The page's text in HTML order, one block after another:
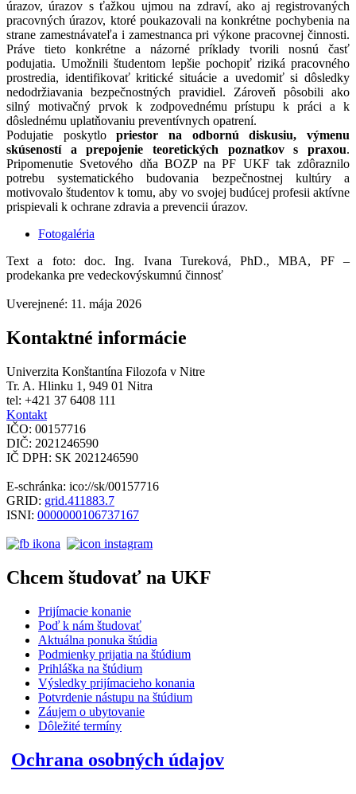
úrazov, úrazov s ťažkou ujmou na zdraví, ako aj registrovaných
pracovných úrazov, ktoré poukazovali na konkrétne pochybenia na
strane zamestnávateľa i zamestnanca pri výkone pracovnej činnosti.
Práve tieto konkrétne a názorné príklady tvorili nosnú časť
podujatia. Umožnili študentom lepšie pochopiť riziká pracovného
prostredia, identifikovať kritické situácie a uvedomiť si dôsledky
nedodržiavania bezpečnostných pravidiel. Zároveň pôsobili ako
silný motivačný prvok k zodpovednému prístupu k práci a k
dôslednému uplatňovaniu preventívnych opatrení.
Podujatie poskytlopriestor na odbornú diskusiu, výmenu
skúseností a prepojenie teoretických poznatkov s praxou.
Pripomenutie Svetového dňa BOZP na PF UKF tak zdôraznilo
potrebu systematického budovania bezpečnostnej kultúry a
motivovalo študentov k tomu, aby vo svojej budúcej profesii aktívne
prispievali k ochrane zdravia a prevencii úrazov.
Fotogaléria
Text a foto: doc. Ing. Ivana Tureková, PhD., MBA, PF –
prodekanka pre vedeckovýskumnú činnosť
Uverejnené: 11. mája 2026
Kontaktné informácie
Univerzita Konštantína Filozofa v Nitre
Tr. A. Hlinku 1, 949 01 Nitra
tel: +421 37 6408 111
Kontakt
IČO: 00157716
DIČ: 2021246590
IČ DPH: SK 2021246590
E-schránka: ico://sk/00157716
GRID: grid.411883.7
ISNI: 0000000106737167
Chcem študovať na UKF
Prijímacie konanie
Poď k nám študovať
Aktuálna ponuka štúdia
Podmienky prijatia na štúdium
Prihláška na štúdium
Výsledky prijímacieho konania
Potvrdenie nástupu na štúdium
Záujem o ubytovanie
Dôležité termíny
Ochrana osobných údajov